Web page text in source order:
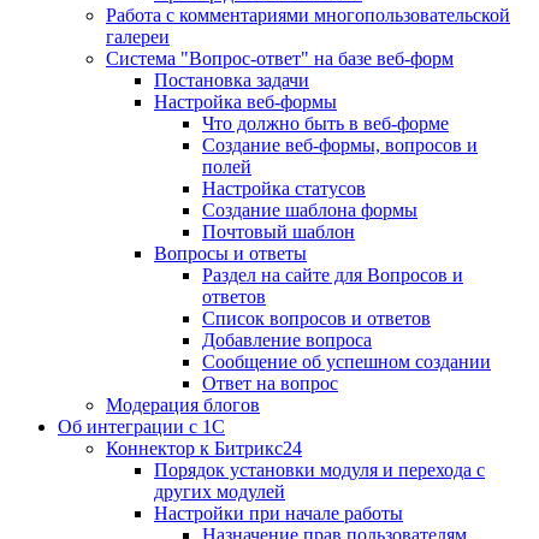
Работа с комментариями многопользовательской
галереи
Система "Вопрос-ответ" на базе веб-форм
Постановка задачи
Настройка веб-формы
Что должно быть в веб-форме
Создание веб-формы, вопросов и
полей
Настройка статусов
Создание шаблона формы
Почтовый шаблон
Вопросы и ответы
Раздел на сайте для Вопросов и
ответов
Список вопросов и ответов
Добавление вопроса
Сообщение об успешном создании
Ответ на вопрос
Модерация блогов
Об интеграции с 1С
Коннектор к Битрикс24
Порядок установки модуля и перехода с
других модулей
Настройки при начале работы
Назначение прав пользователям